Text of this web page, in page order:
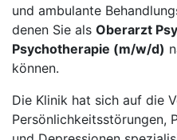
und ambulante
denen Sie als Oberarzt
Psychotherapie (m/w/d)
können.
Die Klinik hat sich auf die
Persönlichkeitsstörungen,